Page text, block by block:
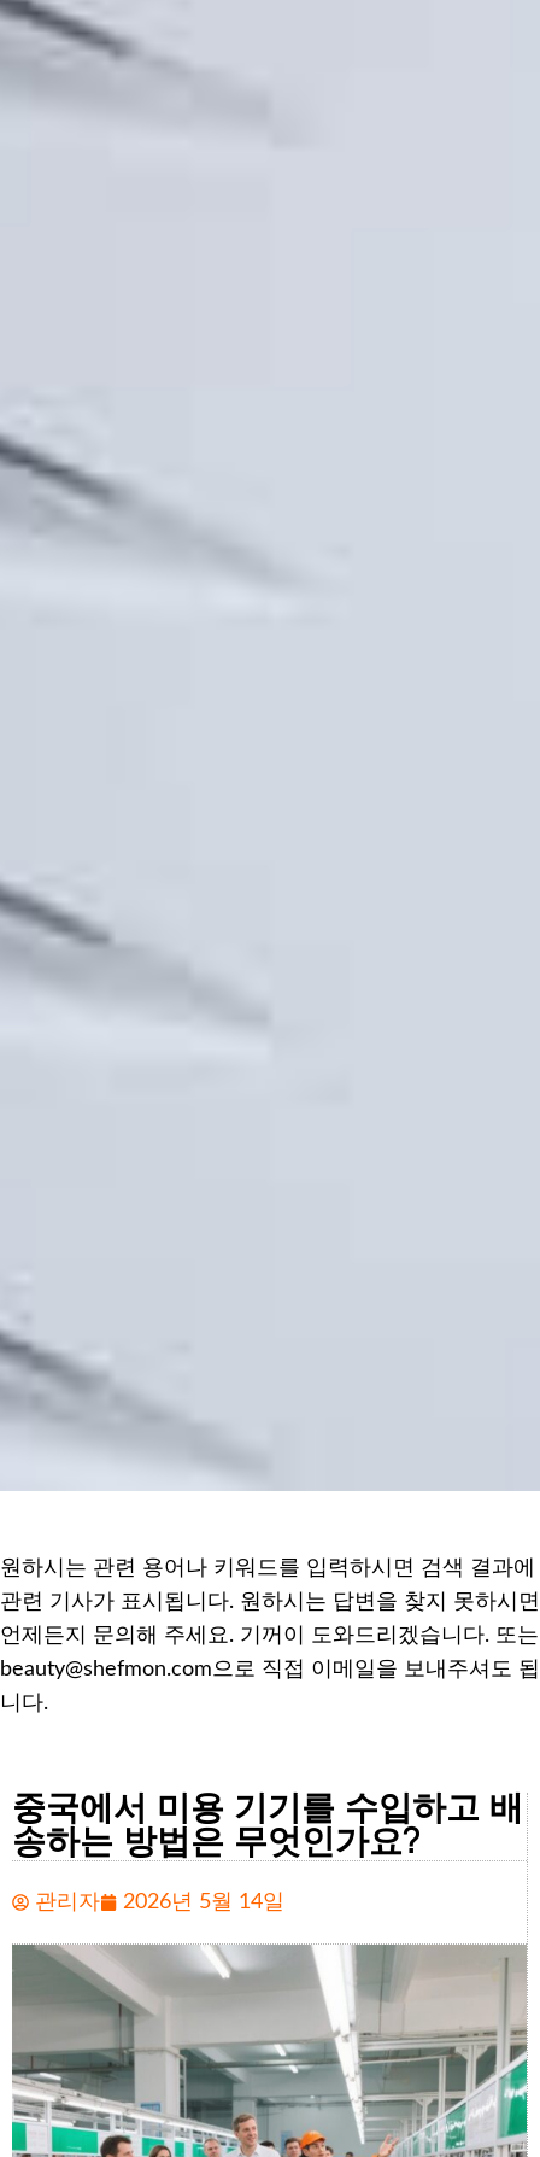
원하시는 관련 용어나 키워드를 입력하시면 검색 결과에
관련 기사가 표시됩니다. 원하시는 답변을 찾지 못하시면
언제든지 문의해 주세요. 기꺼이 도와드리겠습니다. 또는
beauty@shefmon.com으로 직접 이메일을 보내주셔도 됩
니다.
중국에서 미용 기기를 수입하고 배
송하는 방법은 무엇인가요?
관리자 2026년 5월 14일